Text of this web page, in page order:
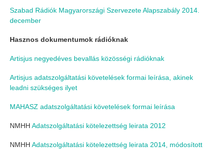
Szabad Rádiók Magyarországi Szervezete Alapszabály 2014.
december
Hasznos dokumentumok rádióknak
Artisjus negyedéves bevallás közösségi rádióknak
Artisjus adatszolgáltatási követelések formai leírása, akinek
leadni szükséges ilyet
MAHASZ adatszolgáltatási követelések formai leírása
NMHH Adatszolgáltatási kötelezettség leirata 2012
NMHH Adatszolgáltatási kötelezettség leirata 2014, módosított